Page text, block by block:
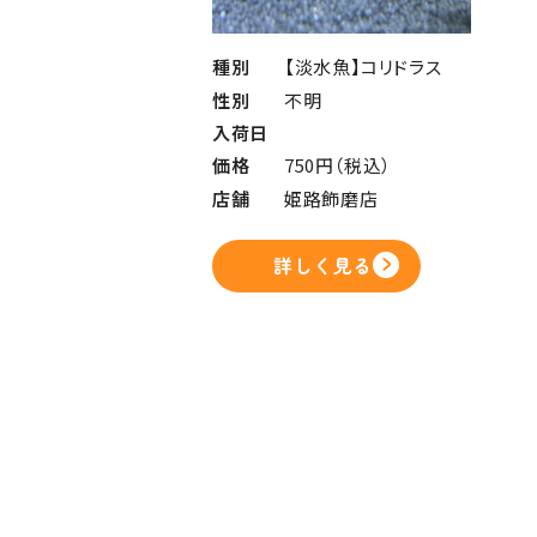
種別
【淡水魚】コリドラス
性別
不明
入荷日
価格
750円（税込）
店舗
姫路飾磨店
詳しく見る